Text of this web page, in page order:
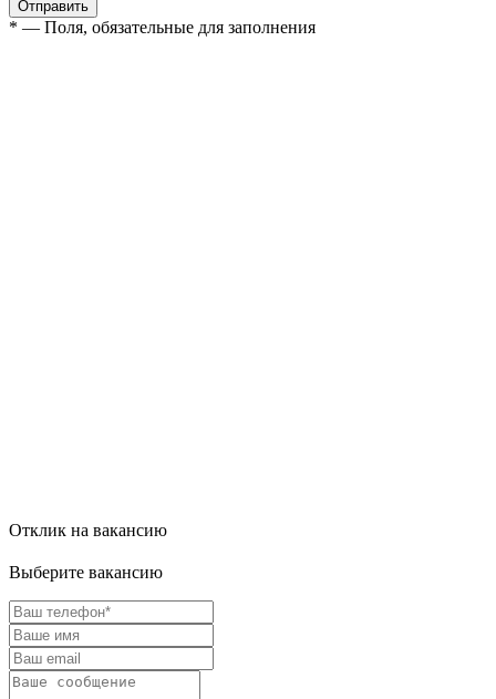
* — Поля, обязательные для заполнения
Отклик на вакансию
Выберите вакансию